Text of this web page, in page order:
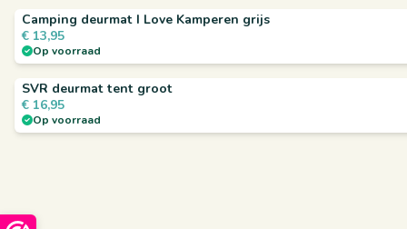
Camping deurmat I Love Kamperen grijs
Op voorraad
€ 13,95
SVR deurmat tent groot
Op voorraad
€ 16,95